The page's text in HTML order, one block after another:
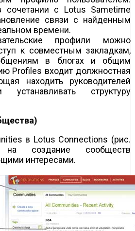
сочетании с Lotus Sametime
связи с найденным
времени.
профили можно
к совместным закладкам,
в блогах и общим
Profiles входит должностная
находить руководителей
устанавливать структуру
в Lotus Connections (рис.
создание сообществ
интересами.